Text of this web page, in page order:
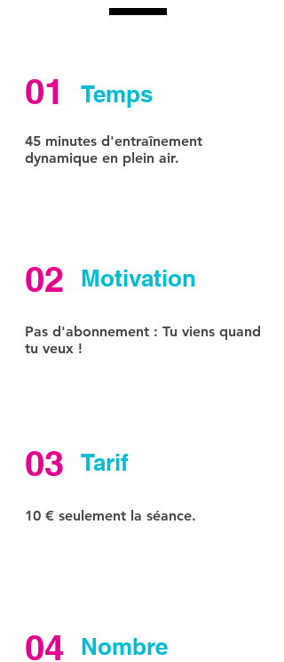
01 Temps
45 minutes d'entraînement
dynamique en plein air.
02 Motivation
Pas d'abonnement : Tu viens quand
tu veux !
03 Tarif
10 € seulement la séance.
04 Nombre